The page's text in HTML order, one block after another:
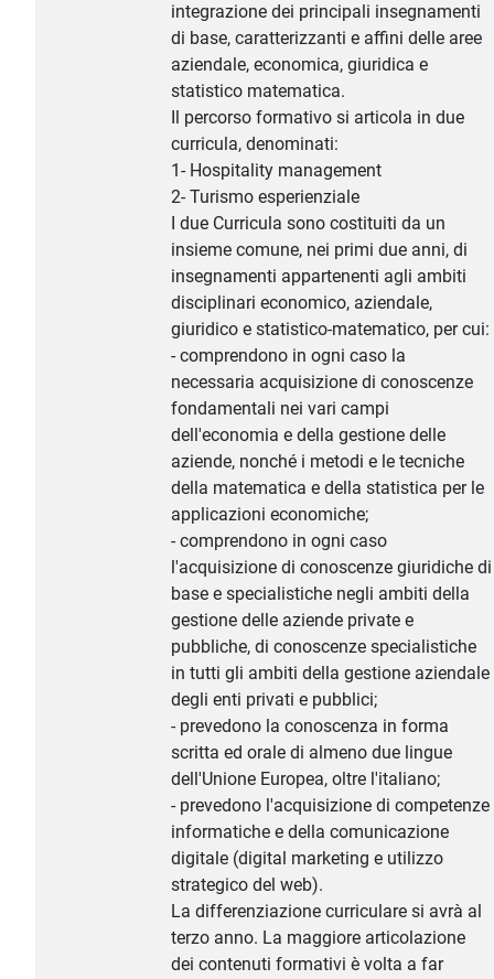
integrazione dei principali insegnamenti
di base, caratterizzanti e affini delle aree
aziendale, economica, giuridica e
statistico matematica.
Il percorso formativo si articola in due
curricula, denominati:
1- Hospitality management
2- Turismo esperienziale
I due Curricula sono costituiti da un
insieme comune, nei primi due anni, di
insegnamenti appartenenti agli ambiti
disciplinari economico, aziendale,
giuridico e statistico-matematico, per cui:
- comprendono in ogni caso la
necessaria acquisizione di conoscenze
fondamentali nei vari campi
dell'economia e della gestione delle
aziende, nonché i metodi e le tecniche
della matematica e della statistica per le
applicazioni economiche;
- comprendono in ogni caso
l'acquisizione di conoscenze giuridiche di
base e specialistiche negli ambiti della
gestione delle aziende private e
pubbliche, di conoscenze specialistiche
in tutti gli ambiti della gestione aziendale
degli enti privati e pubblici;
- prevedono la conoscenza in forma
scritta ed orale di almeno due lingue
dell'Unione Europea, oltre l'italiano;
- prevedono l'acquisizione di competenze
informatiche e della comunicazione
digitale (digital marketing e utilizzo
strategico del web).
La differenziazione curriculare si avrà al
terzo anno. La maggiore articolazione
dei contenuti formativi è volta a far